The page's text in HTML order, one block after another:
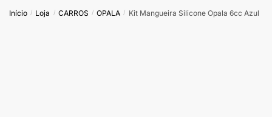
Início / Loja / CARROS / OPALA / Kit Mangueira Silicone Opala 6cc Azul